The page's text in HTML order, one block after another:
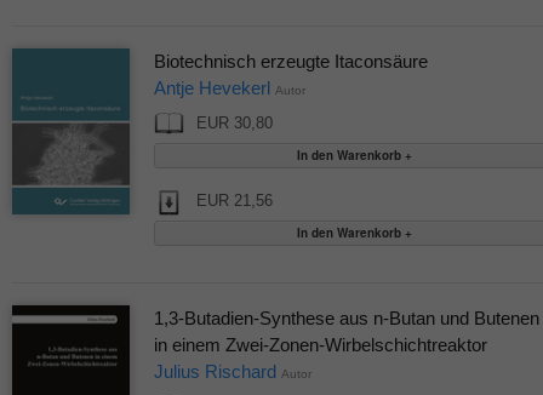
Biotechnisch erzeugte Itaconsäure
Antje Hevekerl Autor
EUR 30,80
EUR 21,56
1,3-Butadien-Synthese aus n-Butan und Butenen
in einem Zwei-Zonen-Wirbelschichtreaktor
Julius Rischard Autor